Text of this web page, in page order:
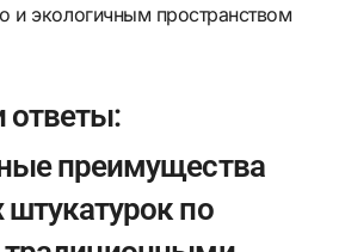
и экологичным пространством
преимущества
по